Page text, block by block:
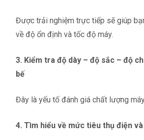
Được trải nghiệm trực tiếp sẽ giúp
về độ ổn định và tốc độ máy.
3. Kiểm tra độ dày – độ sắc – độ
bế
Đây là yếu tố đánh giá chất lượng
4. Tìm hiểu về mức tiêu thụ điện